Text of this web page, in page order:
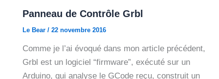
Panneau de Contrôle Grbl
Le Bear / 22 novembre 2016
Comme je l’ai évoqué dans mon article précédent,
Grbl est un logiciel “firmware”, exécuté sur un
Arduino, qui analyse le GCode reçu, construit un